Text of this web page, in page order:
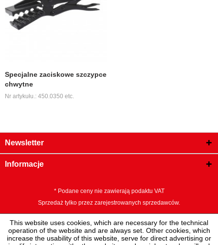
Specjalne zaciskowe szczypce
chwytne
Nr artykułu.: 450.0350 etc.
Newsletter
Informacje
* Podane ceny nie zawierają podaktu VAT
Sprzedaż tylko przez zarejestrowanych sprzedawców.
This website uses cookies, which are necessary for the technical
operation of the website and are always set. Other cookies, which
increase the usability of this website, serve for direct advertising or